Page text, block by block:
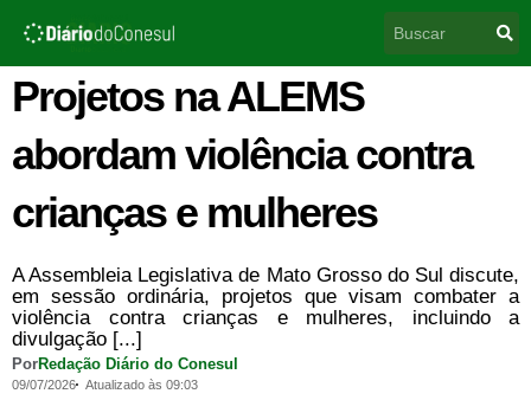
para
conteúdo
Projetos na ALEMS
abordam violência contra
crianças e mulheres
A Assembleia Legislativa de Mato Grosso do Sul discute,
em sessão ordinária, projetos que visam combater a
violência contra crianças e mulheres, incluindo a
divulgação [...]
PorRedação Diário do Conesul
09/07/2026 Atualizado às 09:03